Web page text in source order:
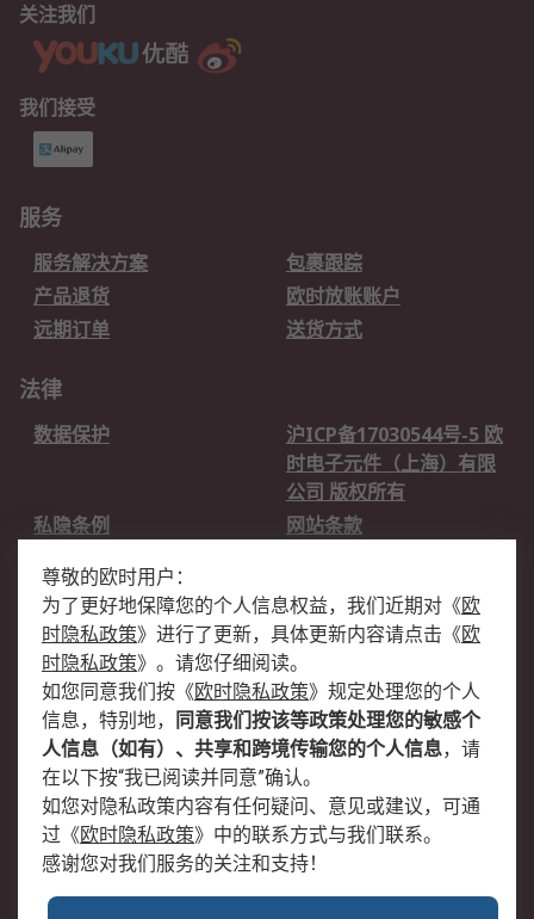
关注我们
我们接受
服务
服务解决方案
包裹跟踪
产品退货
欧时放账账户
远期订单
送货方式
法律
数据保护
沪ICP备17030544号-5 欧
时电子元件（上海）有限
公司 版权所有
私隐条例
网站条款
关于欧时
欧时销售条款
账户和付款
企业集团
全球办事处
关于我们
新闻中心
加入我们
尊敬的欧时用户：
为了更好地保障您的个人信息权益，我们近期对 《欧
时隐私政策》 进行了更新，具体更新内容请点击 《欧
时隐私政策》 。请您仔细阅读。
如您同意我们按 《欧时隐私政策》 规定处理您的个人
信息，特别地，
同意我们按该等政策处理您的敏感个
人信息（如有）、共享和跨境传输您的个人信息，请
在以下按“我已阅读并同意”确认。
如您对隐私政策内容有任何疑问、意见或建议，可通
过 《欧时隐私政策》 中的联系方式与我们联系。
感谢您对我们服务的关注和支持！